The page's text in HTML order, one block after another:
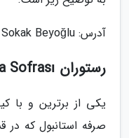
آدرس: İstiklal Caddesi Kallavi Sokak Beyoğlu
رستوران Çiya Sofrası
یکی از برترین و با
صرفه استانبول که